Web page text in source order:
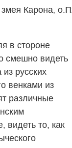
Карона,
в стороне
смешно видеть
русских
венками из
различные
видеть то, как